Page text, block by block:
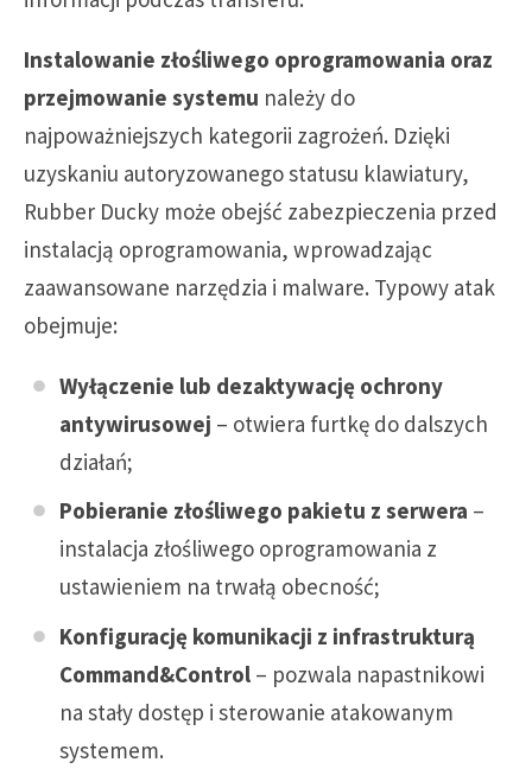
Instalowanie złośliwego oprogramowania oraz
przejmowanie systemu należy do
najpoważniejszych kategorii zagrożeń. Dzięki
uzyskaniu autoryzowanego statusu klawiatury,
Rubber Ducky może obejść zabezpieczenia przed
instalacją oprogramowania, wprowadzając
zaawansowane narzędzia i malware. Typowy atak
obejmuje:
Wyłączenie lub dezaktywację ochrony
antywirusowej – otwiera furtkę do dalszych
działań;
Pobieranie złośliwego pakietu z serwera –
instalacja złośliwego oprogramowania z
ustawieniem na trwałą obecność;
Konfigurację komunikacji z infrastrukturą
Command&Control – pozwala napastnikowi
na stały dostęp i sterowanie atakowanym
systemem.